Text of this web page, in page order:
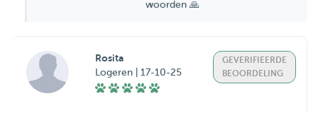
woorden 🙏
Rosita
Logeren | 17-10-25
GEVERIFIEERDE
BEOORDELING